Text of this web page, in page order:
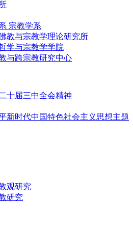
宗教学系
教与宗教学理论研究所
学与宗教学学院
与跨宗教研究中心
十届三中全会精神
新时代中国特色社会主义思想主题
观研究
研究